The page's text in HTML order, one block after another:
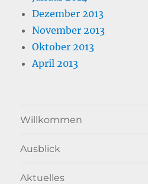
Dezember 2013
November 2013
Oktober 2013
April 2013
Willkommen
Ausblick
Aktuelles